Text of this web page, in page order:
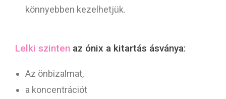
könnyebben kezelhetjük.
Lelki szinten az ónix a kitartás ásványa:
Az önbizalmat,
a koncentrációt